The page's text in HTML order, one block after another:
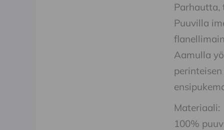
Parhautta,
Puuvilla
Aamulla
Materiaali:
100%